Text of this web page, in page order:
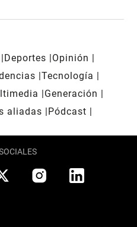
Deportes
Opinión
Tecnología
Generación
aliadas
Pódcast